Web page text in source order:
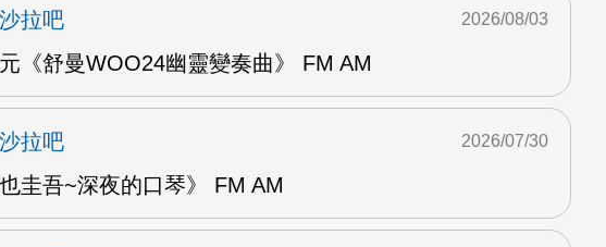
拉吧
《舒曼WOO24幽靈變奏曲》 FM AM
2026/08/03
拉吧
也圭吾~深夜的口琴》 FM AM
2026/07/30